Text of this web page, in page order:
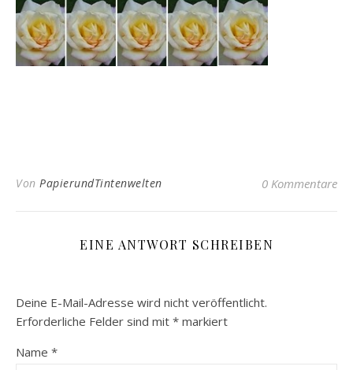
Von PapierundTintenwelten 0 Kommentare
EINE ANTWORT SCHREIBEN
Deine E-Mail-Adresse wird nicht veröffentlicht.
Erforderliche Felder sind mit * markiert
Name *